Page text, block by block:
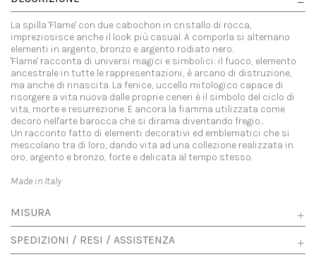
La spilla 'Flame' con due cabochon in cristallo di rocca,
impreziosisce anche il look più casual. A comporla si alternano
elementi in argento, bronzo e argento rodiato nero.
'Flame' racconta di universi magici e simbolici: il fuoco, elemento
ancestrale in tutte le rappresentazioni, è arcano di distruzione,
ma anche di rinascita. La fenice, uccello mitologico capace di
risorgere a vita nuova dalle proprie ceneri è il simbolo del ciclo di
vita, morte e resurrezione. E ancora la fiamma utilizzata come
decoro nell'arte barocca che si dirama diventando fregio...
Un racconto fatto di elementi decorativi ed emblematici che si
mescolano tra di loro, dando vita ad una collezione realizzata in
oro, argento e bronzo, forte e delicata al tempo stesso.
Made in Italy
MISURA
SPEDIZIONI / RESI / ASSISTENZA